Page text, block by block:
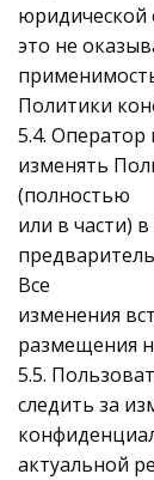
юридической
это не
Политики
5.4.
изменять
(полностью
или в части)
Все
изменения
размещения
5.5.
следить за
актуальной